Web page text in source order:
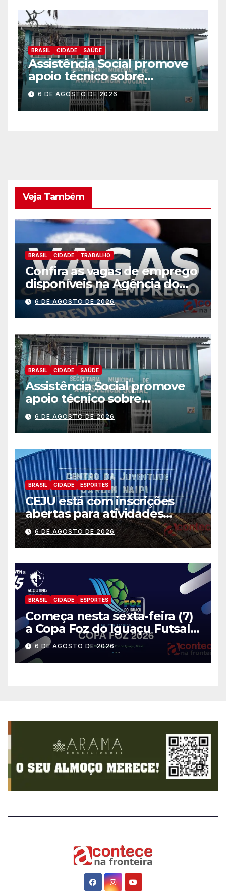
BRASIL CIDADE ESPORTES
CEJU está com inscrições
abertas para atividades
gratuitas
6 DE AGOSTO DE 2026
Veja Também
BRASIL CIDADE TRABALHO
Confira as vagas de emprego
disponíveis na Agência do
Trabalhador
6 DE AGOSTO DE 2026
BRASIL CIDADE SAÚDE
Assistência Social promove
apoio técnico sobre
preparação e resposta a
situações de emergência e
calamidade pública
6 DE AGOSTO DE 2026
BRASIL CIDADE ESPORTES
CEJU está com inscrições
abertas para atividades
gratuitas
6 DE AGOSTO DE 2026
BRASIL CIDADE ESPORTES
Começa nesta sexta-feira (7)
a Copa Foz do Iguaçu Futsal
2026 com equipes de quatro
países
6 DE AGOSTO DE 2026